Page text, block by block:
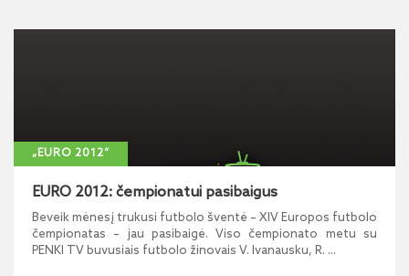
„EURO 2012“
EURO 2012: čempionatui pasibaigus
Beveik mėnesį trukusi futbolo šventė – XIV Europos futbolo
čempionatas – jau pasibaigė. Viso čempionato metu su
PENKI TV buvusiais futbolo žinovais V. Ivanausku, R. ...